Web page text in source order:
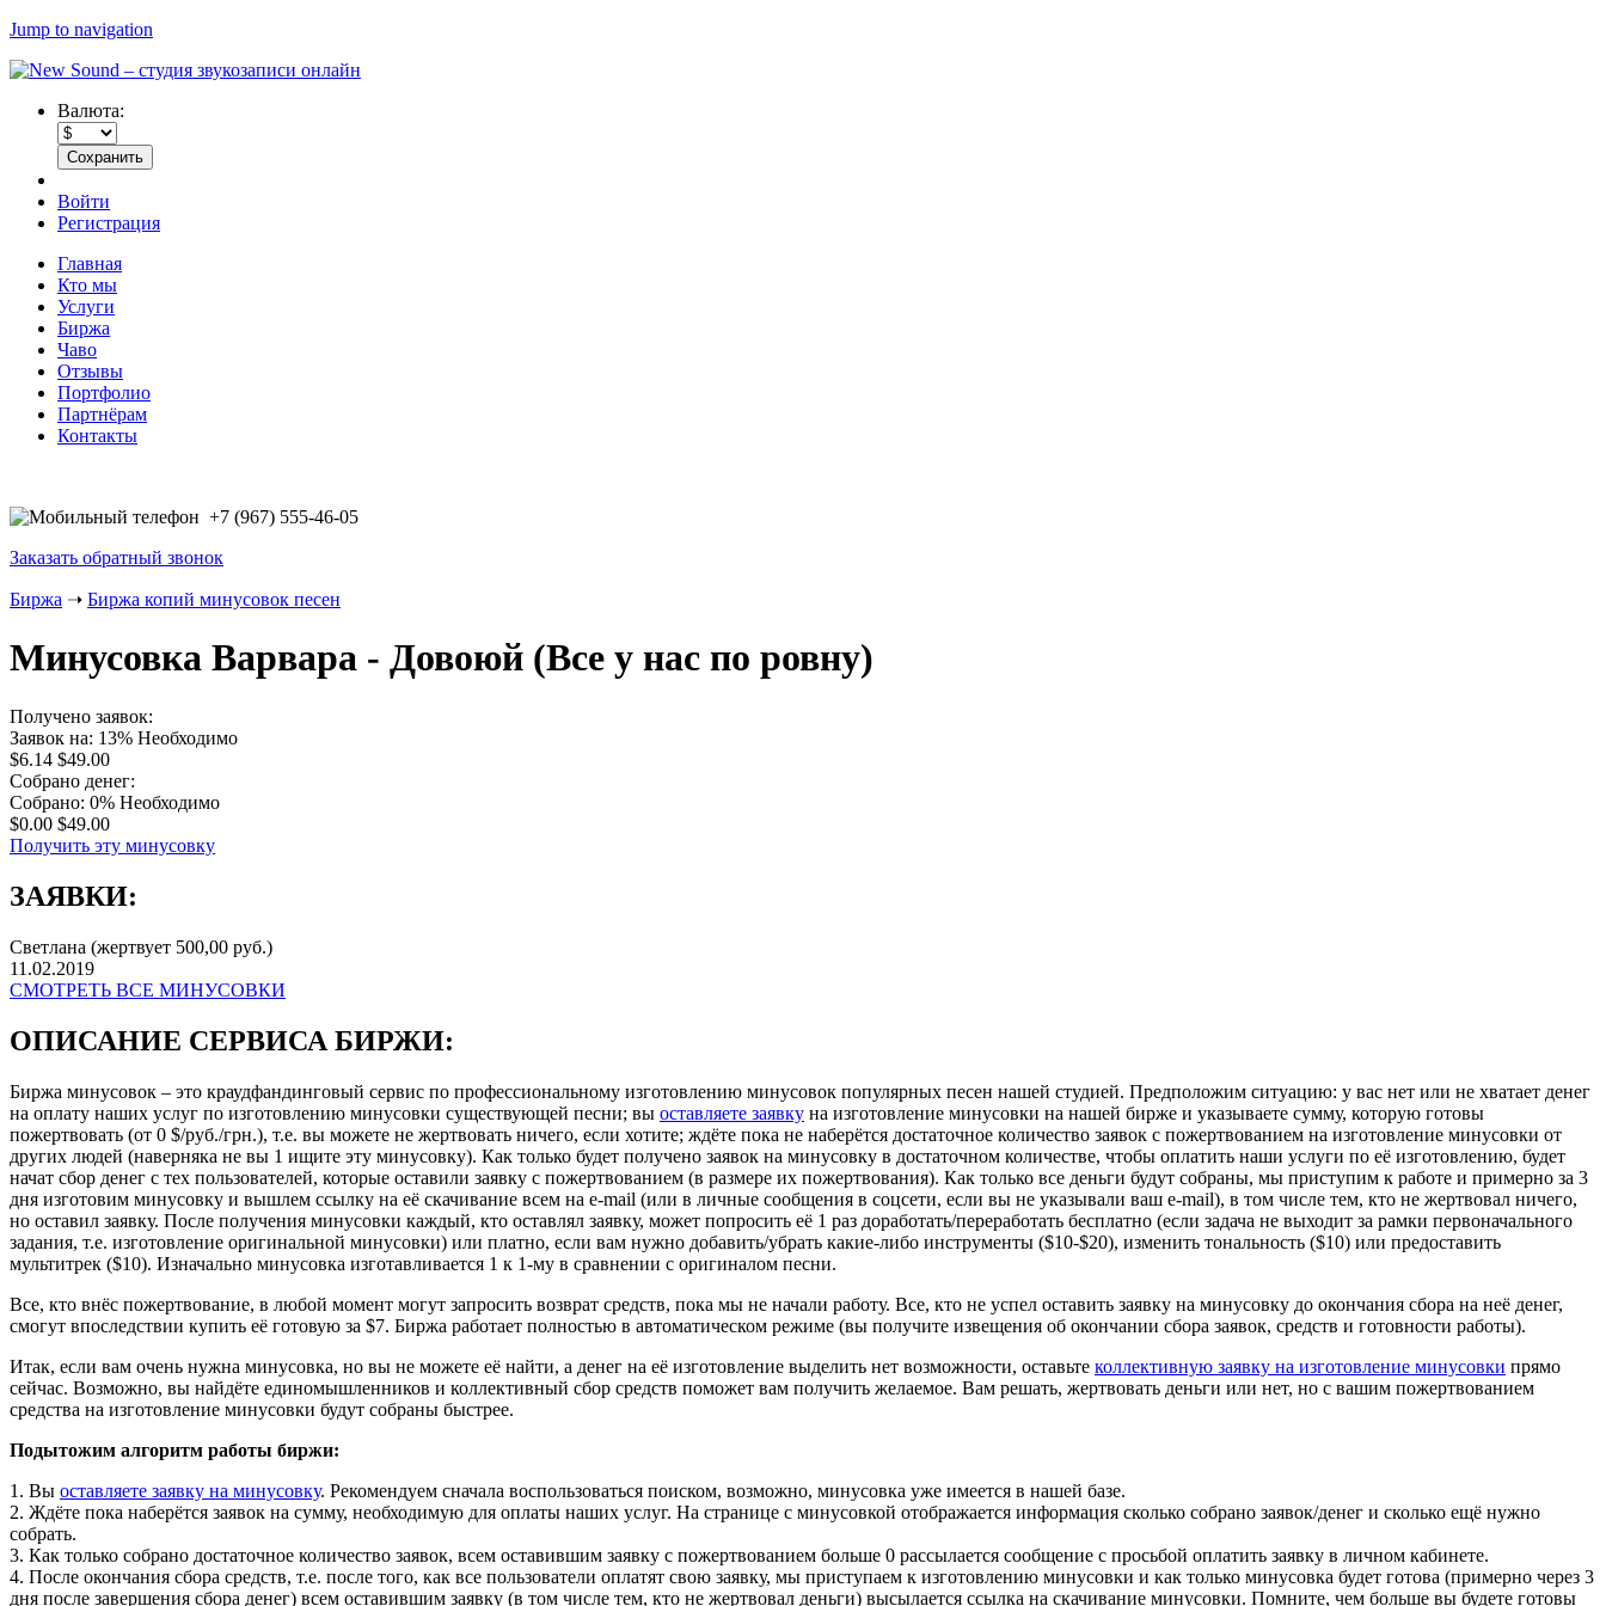
Jump to navigation
Валюта:
Войти
Регистрация
Главная
Кто мы
Услуги
Биржа
Чаво
Отзывы
Портфолио
Партнёрам
Контакты
+7 (967) 555-46-05
Заказать обратный звонок
Биржа ➝ Биржа копий минусовок песен
Минусовка Варвара - Довоюй (Все у нас по ровну)
Получено заявок:
Заявок на: 13% Необходимо
$6.14 $49.00
Собрано денег:
Собрано: 0% Необходимо
$0.00 $49.00
Получить эту минусовку
ЗАЯВКИ:
Светлана (жертвует 500,00 руб.)
11.02.2019
СМОТРЕТЬ ВСЕ МИНУСОВКИ
ОПИСАНИЕ СЕРВИСА БИРЖИ:
Биржа минусовок – это краудфандинговый сервис по профессиональному изготовлению минусовок популярных песен нашей студией. Предположим ситуацию: у вас нет или не хватает денег
на оплату наших услуг по изготовлению минусовки существующей песни; вы оставляете заявку на изготовление минусовки на нашей бирже и указываете сумму, которую готовы
пожертвовать (от 0 $/руб./грн.), т.е. вы можете не жертвовать ничего, если хотите; ждёте пока не наберётся достаточное количество заявок с пожертвованием на изготовление минусовки от
других людей (наверняка не вы 1 ищите эту минусовку). Как только будет получено заявок на минусовку в достаточном количестве, чтобы оплатить наши услуги по её изготовлению, будет
начат сбор денег с тех пользователей, которые оставили заявку с пожертвованием (в размере их пожертвования). Как только все деньги будут собраны, мы приступим к работе и примерно за 3
дня изготовим минусовку и вышлем ссылку на её скачивание всем на e-mail (или в личные сообщения в соцсети, если вы не указывали ваш e-mail), в том числе тем, кто не жертвовал ничего,
но оставил заявку. После получения минусовки каждый, кто оставлял заявку, может попросить её 1 раз доработать/переработать бесплатно (если задача не выходит за рамки первоначального
задания, т.е. изготовление оригинальной минусовки) или платно, если вам нужно добавить/убрать какие-либо инструменты ($10-$20), изменить тональность ($10) или предоставить
мультитрек ($10). Изначально минусовка изготавливается 1 к 1-му в сравнении с оригиналом песни.
Все, кто внёс пожертвование, в любой момент могут запросить возврат средств, пока мы не начали работу. Все, кто не успел оставить заявку на минусовку до окончания сбора на неё денег,
смогут впоследствии купить её готовую за $7. Биржа работает полностью в автоматическом режиме (вы получите извещения об окончании сбора заявок, средств и готовности работы).
Итак, если вам очень нужна минусовка, но вы не можете её найти, а денег на её изготовление выделить нет возможности, оставьте коллективную заявку на изготовление минусовки прямо
сейчас. Возможно, вы найдёте единомышленников и коллективный сбор средств поможет вам получить желаемое. Вам решать, жертвовать деньги или нет, но с вашим пожертвованием
средства на изготовление минусовки будут собраны быстрее.
Подытожим алгоритм работы биржи:
1. Вы оставляете заявку на минусовку. Рекомендуем сначала воспользоваться поиском, возможно, минусовка уже имеется в нашей базе.
2. Ждёте пока наберётся заявок на сумму, необходимую для оплаты наших услуг. На странице с минусовкой отображается информация сколько собрано заявок/денег и сколько ещё нужно
собрать.
3. Как только собрано достаточное количество заявок, всем оставившим заявку с пожертвованием больше 0 рассылается сообщение с просьбой оплатить заявку в личном кабинете.
4. После окончания сбора средств, т.е. после того, как все пользователи оплатят свою заявку, мы приступаем к изготовлению минусовки и как только минусовка будет готова (примерно через 3
дня после завершения сбора денег) всем оставившим заявку (в том числе тем, кто не жертвовал деньги) высылается ссылка на скачивание минусовки. Помните, чем больше вы будете готовы